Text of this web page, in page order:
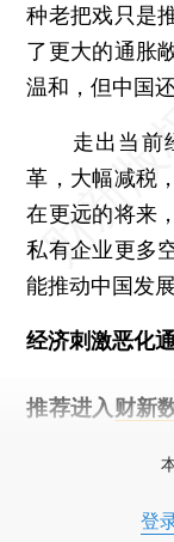
种老把戏只是
了更大的通胀
温和，但中国
走出当前经
革，大幅减税
在更远的将来
私有企业更多
能推动中国发
经济刺激恶化
推荐进入 财新
登